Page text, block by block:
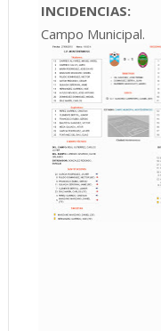
INCIDENCIAS:
Campo Municipal.